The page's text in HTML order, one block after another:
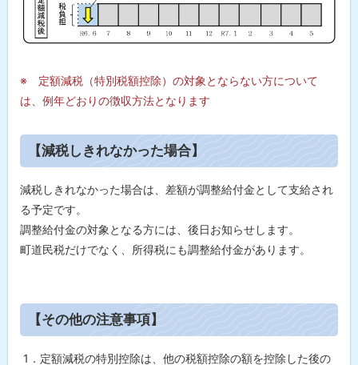
※ 定額減税（特別税額控除）の対象とならない方について
は、例年どおりの徴収方法となります
ッ
プ
に
戻
る
【減税しきれなかった場合】
減税しきれなかった場合は、差額が調整給付金として支給され
る予定です。
調整給付金の対象となる方には、後日お知らせします。
町道民税だけでなく、所得税にも調整給付金があります。
ッ
プ
【その他の注意事項】
1．定額減税の特別控除は、他の税額控除の額を控除した後の